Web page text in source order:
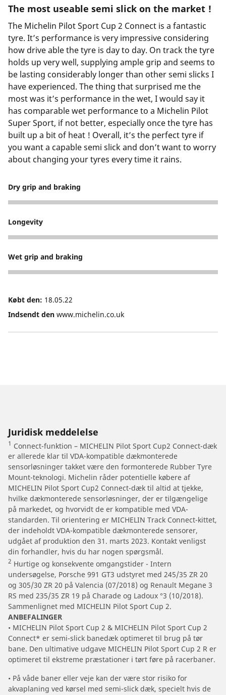
The most useable semi slick on the market !
The Michelin Pilot Sport Cup 2 Connect is a fantastic
tyre. It’s performance is very impressive considering
how drive able the tyre is day to day. On track the tyre
holds up very well, supplying ample grip and seems to
be lasting considerably longer than other semi slicks I
have experienced. The thing that surprised me the
most was it’s performance in the wet, I would say it
has comparable wet performance to a Michelin Pilot
Super Sport, if not better, especially once the tyre has
built up a bit of heat ! Overall, it’s the perfect tyre if
you want a capable semi slick and don’t want to worry
about changing your tyres every time it rains.
Dry grip and braking
5
Longevity
4
Wet grip and braking
4
Købt den: 18.05.22
Indsendt den www.michelin.co.uk
Juridisk meddelelse
1 Connect-funktion – MICHELIN Pilot Sport Cup2 Connect-dæk
er allerede klar til VDA-kompatible dækmonterede
sensorløsninger takket være den formonterede Rubber Tyre
Mount-teknologi. Michelin råder potentielle købere af
MICHELIN Pilot Sport Cup2 Connect-dæk til altid at tjekke,
hvilke dækmonterede sensorløsninger, der er tilgængelige
på markedet, og hvorvidt de er kompatible med VDA-
standarden. Til orientering er MICHELIN Track Connect-kittet,
der indeholdt VDA-kompatible dækmonterede sensorer,
udgået af produktion den 31. marts 2023. Kontakt venligst
din forhandler, hvis du har nogen spørgsmål.
2 Hurtige og konsekvente omgangstider - Intern
undersøgelse, Porsche 991 GT3 udstyret med 245/35 ZR 20
og 305/30 ZR 20 på Valencia (07/2018) og Renault Megane 3
RS med 235/35 ZR 19 på Charade og Ladoux °3 (10/2018).
Sammenlignet med MICHELIN Pilot Sport Cup 2.
ANBEFALINGER
• MICHELIN Pilot Sport Cup 2 & MICHELIN Pilot Sport Cup 2
Connect* er semi-slick banedæk optimeret til brug på tør
bane. Den ultimative udgave MICHELIN Pilot Sport Cup 2 R er
optimeret til ekstreme præstationer i tørt føre på racerbaner.
• På våde baner eller veje kan der være stor risiko for
akvaplaning ved kørsel med semi-slick dæk, specielt hvis de